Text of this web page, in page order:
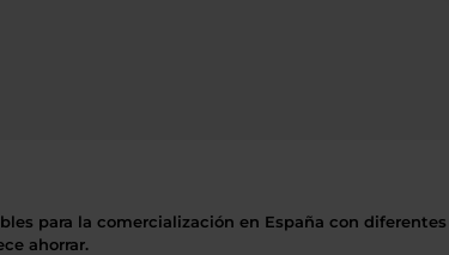
para la comercialización en España con
ahorrar.